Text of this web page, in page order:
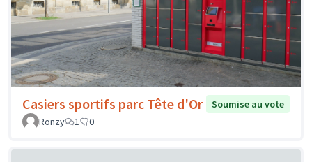
Casiers sportifs parc Tête d'Or
Soumise au vote
Ronzy
1 0